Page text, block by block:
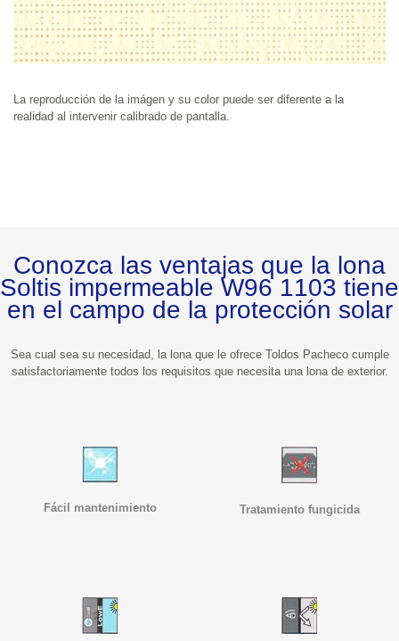
La reproducción de la imágen y su color puede ser diferente a la
realidad al intervenir calibrado de pantalla.
Conozca las ventajas que la lona
Soltis impermeable W96 1103 tiene
en el campo de la protección solar
Sea cual sea su necesidad, la lona que le ofrece Toldos Pacheco cumple
satisfactoriamente todos los requisitos que necesita una lona de exterior.
Fácil mantenimiento Tratamiento fungicida